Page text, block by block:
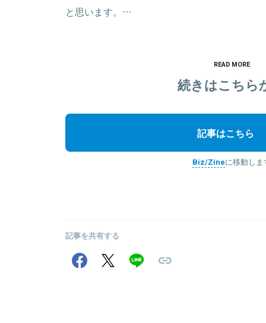
と思います。…
READ MORE
続きはこちら
記事はこちら
Biz/Zineに移動しま
記事を共有する